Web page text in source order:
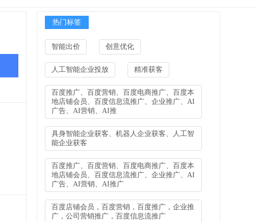
热门标签
智能出价 创意优化
人工智能企业投放 精准获客
百度推广、百度营销、百度电商推广、百度本
地店铺会员、百度信息流推广、企业推广、AI
广告、AI营销、AI推
具身智能企业获客、机器人企业获客、人工智
能企业获客
百度推广、百度营销、百度电商推广、百度本
地店铺会员、百度信息流推广、企业推广、AI
广告、AI营销、AI推广
百度店铺会员，百度营销，百度推广，企业推
广，公司营销推广，百度信息流推广